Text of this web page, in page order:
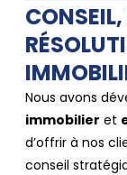
Nous avons
immobilier et
d’offrir à nos
conseil